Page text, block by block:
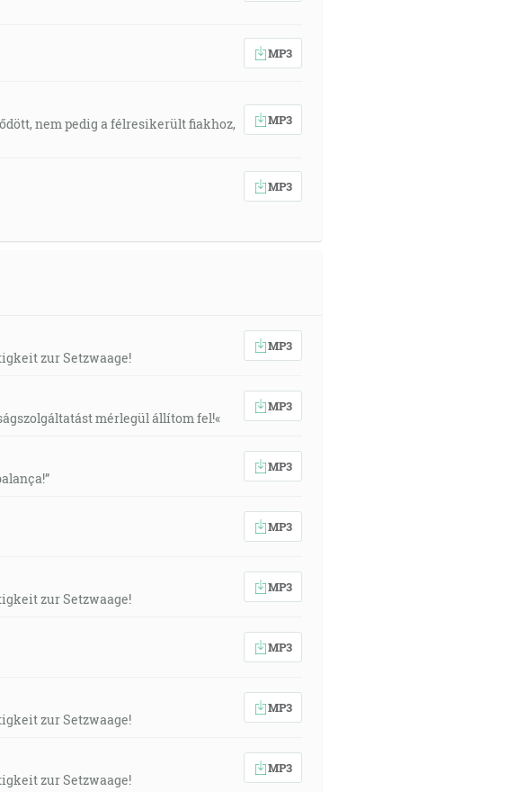
MP3
nem pedig a félresikerült fiakhoz,
MP3
MP3
zur Setzwaage!
MP3
mérlegül állítom fel!«
MP3
MP3
MP3
zur Setzwaage!
MP3
MP3
zur Setzwaage!
MP3
zur Setzwaage!
MP3